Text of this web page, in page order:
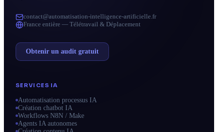
contact@automatisation-intelligence-artificielle.fr
France entière — Télétravail & Déplacement
Obtenir un audit gratuit
SERVICES IA
Automatisation processus IA
Création chatbot IA
Workflows N8N / Make
Agents IA autonomes